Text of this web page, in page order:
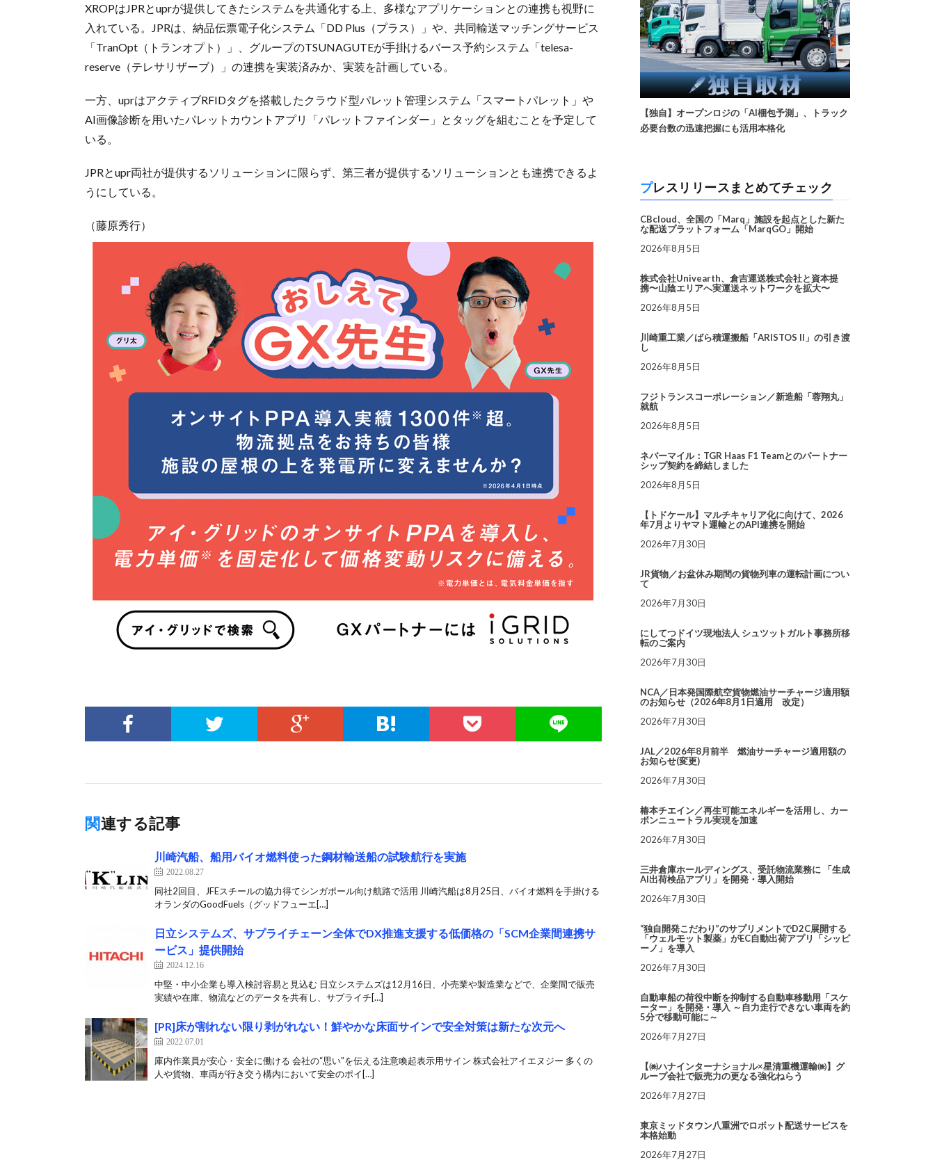
XROPはJPRとuprが提供してきたシステムを共通化する上、多様なアプリケーションとの連携も視野に
入れている。JPRは、納品伝票電子化システム「DD Plus（プラス）」や、共同輸送マッチングサービス
「TranOpt（トランオプト）」、グループのTSUNAGUTEが手掛けるバース予約システム「telesa-
reserve（テレサリザーブ）」の連携を実装済みか、実装を計画している。
一方、uprはアクティブRFIDタグを搭載したクラウド型パレット管理システム「スマートパレット」や
AI画像診断を用いたパレットカウントアプリ「パレットファインダー」とタッグを組むことを予定して
いる。
JPRとupr両社が提供するソリューションに限らず、第三者が提供するソリューションとも連携できるよ
うにしている。
（藤原秀行）
関連する記事
川崎汽船、船用バイオ燃料使った鋼材輸送船の試験航行を実施
2022.08.27
同社2回目、JFEスチールの協力得てシンガポール向け航路で活用 川崎汽船は8月25日、バイオ燃料を手掛ける
オランダのGoodFuels（グッドフューエ[…]
日立システムズ、サプライチェーン全体でDX推進支援する低価格の「SCM企業間連携サ
ービス」提供開始
2024.12.16
中堅・中小企業も導入検討容易と見込む 日立システムズは12月16日、小売業や製造業などで、企業間で販売
実績や在庫、物流などのデータを共有し、サプライチ[…]
[PR]床が割れない限り剥がれない！鮮やかな床面サインで安全対策は新たな次元へ
2022.07.01
庫内作業員が安心・安全に働ける 会社の“思い”を伝える注意喚起表示用サイン 株式会社アイエヌジー 多くの
人や貨物、車両が行き交う構内において安全のポイ[…]
【独自】オープンロジの「AI梱包予測」、トラック
必要台数の迅速把握にも活用本格化
プレスリリースまとめてチェック
CBcloud、全国の「Marq」施設を起点とした新た
な配送プラットフォーム「MarqGO」開始
2026年8月5日
株式会社Univearth、倉吉運送株式会社と資本提
携〜山陰エリアへ実運送ネットワークを拡大〜
2026年8月5日
川崎重工業／ばら積運搬船「ARISTOS II」の引き渡
し
2026年8月5日
フジトランスコーポレーション／新造船「蓉翔丸」
就航
2026年8月5日
ネバーマイル：TGR Haas F1 Teamとのパートナー
シップ契約を締結しました
2026年8月5日
【トドケール】マルチキャリア化に向けて、2026
年7月よりヤマト運輸とのAPI連携を開始
2026年7月30日
JR貨物／お盆休み期間の貨物列車の運転計画につい
て
2026年7月30日
にしてつドイツ現地法人 シュツットガルト事務所移
転のご案内
2026年7月30日
NCA／日本発国際航空貨物燃油サーチャージ適用額
のお知らせ（2026年8月1日適用 改定）
2026年7月30日
JAL／2026年8月前半 燃油サーチャージ適用額の
お知らせ(変更)
2026年7月30日
椿本チエイン／再生可能エネルギーを活用し、カー
ボンニュートラル実現を加速
2026年7月30日
三井倉庫ホールディングス、受託物流業務に 「生成
AI出荷検品アプリ」を開発・導入開始
2026年7月30日
“独自開発こだわり”のサプリメントでD2C展開する
「ウェルモット製薬」がEC自動出荷アプリ「シッピ
ーノ」を導入
2026年7月30日
自動車船の荷役中断を抑制する自動車移動用「スケ
ーター」を開発・導入 ～自力走行できない車両を約
5分で移動可能に～
2026年7月27日
【㈱ハナインターナショナル×星清重機運輸㈱】グ
ループ会社で販売力の更なる強化ねらう
2026年7月27日
東京ミッドタウン八重洲でロボット配送サービスを
本格始動
2026年7月27日